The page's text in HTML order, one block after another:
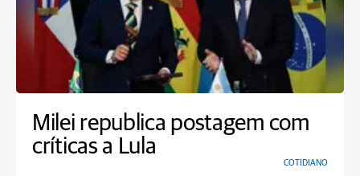
Milei republica postagem com
críticas a Lula
COTIDIANO